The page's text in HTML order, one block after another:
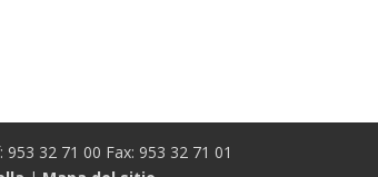
32 71 00 Fax: 953 32 71 01